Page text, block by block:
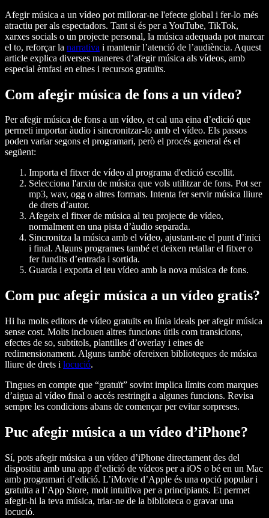
Afegir música a un vídeo pot millorar-ne l'efecte global i fer-lo més
atractiu per als espectadors. Tant si és per a YouTube, TikTok,
xarxes socials o un projecte personal, la música adequada pot marcar
el to, reforçar la narrativa i mantenir l’atenció de l’audiència. Aquest
article explica diverses maneres d’afegir música als vídeos, amb
especial èmfasi en eines i recursos gratuïts.
Com afegir música de fons a un vídeo?
Per afegir música de fons a un vídeo, et cal una eina d’edició que
permeti importar àudio i sincronitzar-lo amb el vídeo. Els passos
poden variar segons el programari, però el procés general és el
següent:
Importa el fitxer de vídeo al programa d'edició escollit.
Selecciona l'arxiu de música que vols utilitzar de fons. Pot ser
mp3, wav, ogg o altres formats. Intenta fer servir música lliure
de drets d’autor.
Afegeix el fitxer de música al teu projecte de vídeo,
normalment en una pista d’àudio separada.
Sincronitza la música amb el vídeo, ajustant-ne el punt d’inici
i final. Alguns programes també et deixen retallar el fitxer o
fer fundits d’entrada i sortida.
Guarda i exporta el teu vídeo amb la nova música de fons.
Com puc afegir música a un vídeo gratis?
Hi ha molts editors de vídeo gratuïts en línia ideals per afegir música
sense cost. Molts inclouen altres funcions útils com transicions,
efectes de so, subtítols, plantilles d’overlay i eines de
redimensionament. Alguns també ofereixen biblioteques de música
lliure de drets i locució.
Tingues en compte que “gratuït” sovint implica límits com marques
d’aigua al vídeo final o accés restringit a algunes funcions. Revisa
sempre les condicions abans de començar per evitar sorpreses.
Puc afegir música a un vídeo d’iPhone?
Sí, pots afegir música a un vídeo d’iPhone directament des del
dispositiu amb una app d’edició de vídeos per a iOS o bé en un Mac
amb programari d’edició. L’iMovie d’Apple és una opció popular i
gratuïta a l’App Store, molt intuïtiva per a principiants. Et permet
afegir-hi la teva música, triar-ne de la biblioteca o gravar una
locució.